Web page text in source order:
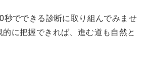
秒でできる診断に取り組んでみませ
に把握できれば、進む道も自然と